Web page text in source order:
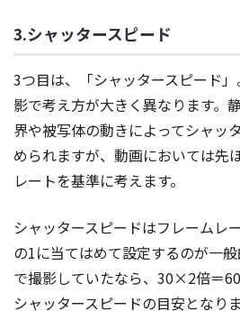
3.シャッタースピード
3つ目は、「シャッタースピード
影で考え方が大きく異なります。
界や被写体の動きによってシャッ
められますが、動画においては先
レートを基準に考えます。
シャッタースピードはフレーム
の1に当てはめて設定するのが一
で撮影していたなら、30×2倍＝
シャッタースピードの目安となりま